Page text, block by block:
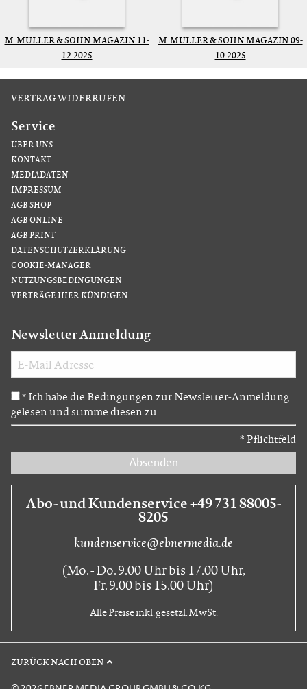
M. MÜLLER & SOHN MAGAZIN 11-
12.2025
M. MÜLLER & SOHN MAGAZIN 09-
10.2025
VERTRAG WIDERRUFEN
Service
ÜBER UNS
KONTAKT
MEDIADATEN
IMPRESSUM
AGB SHOP
AGB ONLINE
AGB PRINT
DATENSCHUTZERKLÄRUNG
COOKIE-MANAGER
NUTZUNGSBEDINGUNGEN
VERTRÄGE HIER KÜNDIGEN
Newsletter Anmeldung
* Ich habe die Bedingungen zur Newsletter-Anmeldung
gelesen und stimme diesen zu.
* Pflichtfeld
Absenden
Abo- und Kundenservice +49 731 88005-
8205
kundenservice@ebnermedia.de
(Mo. - Do. 9.00 Uhr bis 17.00 Uhr,
Fr. 9.00 bis 15.00 Uhr)
Alle Preise inkl. gesetzl. MwSt.
ZURÜCK NACH OBEN